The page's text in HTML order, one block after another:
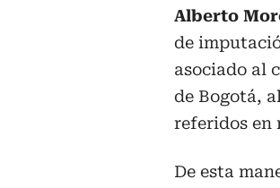
Alberto
de
asociado al
de Bogotá,
referidos en
De esta